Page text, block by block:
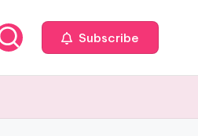
Subscribe